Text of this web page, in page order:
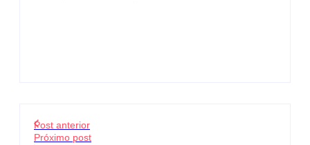
Post anterior
Próximo post